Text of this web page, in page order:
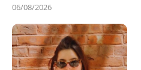
06/08/2026